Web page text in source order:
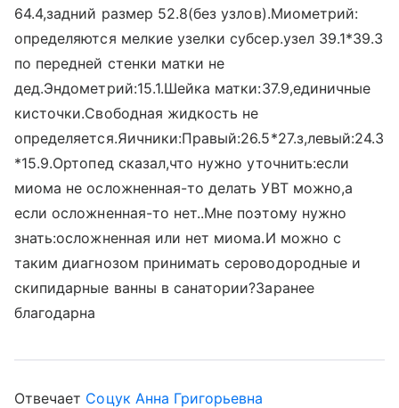
64.4,задний размер 52.8(без узлов).Миометрий:
определяются мелкие узелки субсер.узел 39.1*39.3
по передней стенки матки не
дед.Эндометрий:15.1.Шейка матки:37.9,единичные
кисточки.Свободная жидкость не
определяется.Яичники:Правый:26.5*27.з,левый:24.3
*15.9.Ортопед сказал,что нужно уточнить:если
миома не осложненная-то делать УВТ можно,а
если осложненная-то нет..Мне поэтому нужно
знать:осложненная или нет миома.И можно с
таким диагнозом принимать сероводородные и
скипидарные ванны в санатории?Заранее
благодарна
Отвечает Соцук Анна Григорьевна